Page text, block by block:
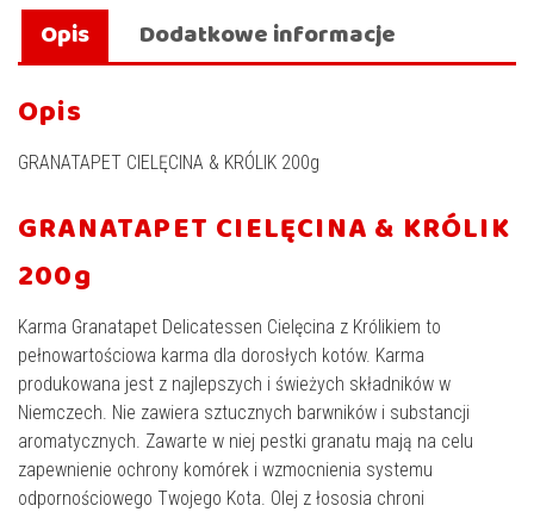
Opis Dodatkowe informacje
Opis
GRANATAPET CIELĘCINA & KRÓLIK 200g
GRANATAPET CIELĘCINA & KRÓLIK
200g
Karma Granatapet Delicatessen Cielęcina z Królikiem to
pełnowartościowa karma dla dorosłych kotów. Karma
produkowana jest z najlepszych i świeżych składników w
Niemczech. Nie zawiera sztucznych barwników i substancji
aromatycznych. Zawarte w niej pestki granatu mają na celu
zapewnienie ochrony komórek i wzmocnienia systemu
odpornościowego Twojego Kota. Olej z łososia chroni